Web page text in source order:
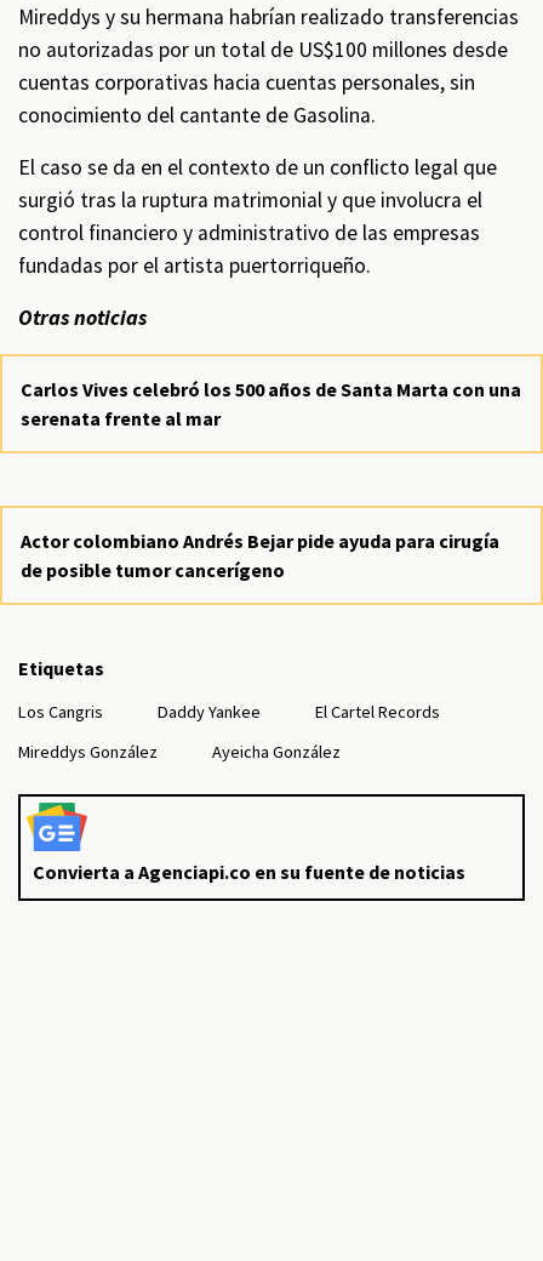
Mireddys y su hermana habrían realizado transferencias
no autorizadas por un total de US$100 millones desde
cuentas corporativas hacia cuentas personales, sin
conocimiento del cantante de Gasolina.
El caso se da en el contexto de un conflicto legal que
surgió tras la ruptura matrimonial y que involucra el
control financiero y administrativo de las empresas
fundadas por el artista puertorriqueño.
Otras noticias
Carlos Vives celebró los 500 años de Santa Marta con una
serenata frente al mar
Actor colombiano Andrés Bejar pide ayuda para cirugía
de posible tumor cancerígeno
Etiquetas
Los Cangris Daddy Yankee
El Cartel Records
Mireddys González
Ayeicha González
Convierta a Agenciapi.co en su fuente de noticias